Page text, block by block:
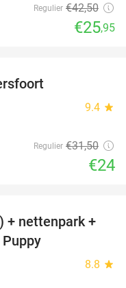
Regulier €42,50
€25,95
9.4 star
Regulier €31,50
€24
46%
+ nettenpark +
8.8 star